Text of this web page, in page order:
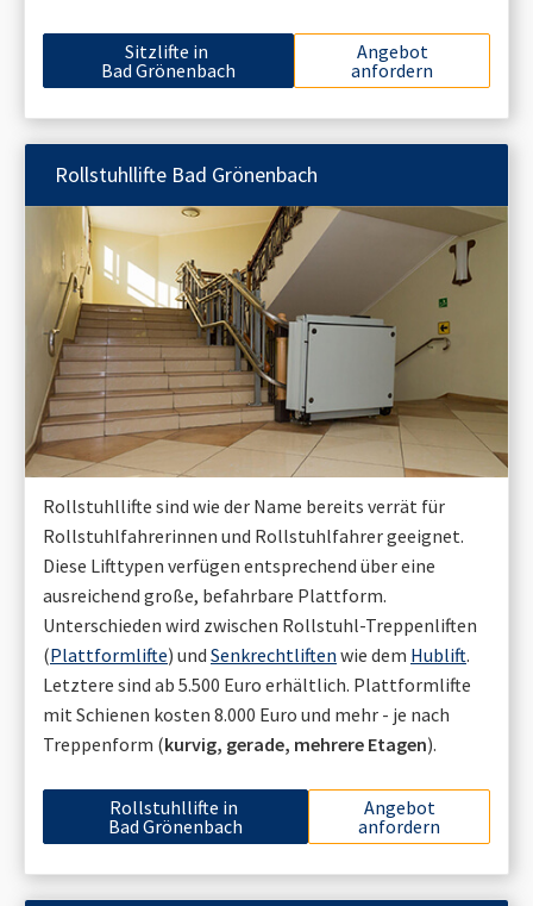
Sitzlifte in
Bad Grönenbach
Angebot
anfordern
Rollstuhllifte Bad Grönenbach
Rollstuhllifte sind wie der Name bereits verrät für
Rollstuhlfahrerinnen und Rollstuhlfahrer geeignet.
Diese Lifttypen verfügen entsprechend über eine
ausreichend große, befahrbare Plattform.
Unterschieden wird zwischen Rollstuhl-Treppenliften
(Plattformlifte) und Senkrechtliften wie dem Hublift.
Letztere sind ab 5.500 Euro erhältlich. Plattformlifte
mit Schienen kosten 8.000 Euro und mehr - je nach
Treppenform (kurvig, gerade, mehrere Etagen).
Rollstuhllifte in
Bad Grönenbach
Angebot
anfordern